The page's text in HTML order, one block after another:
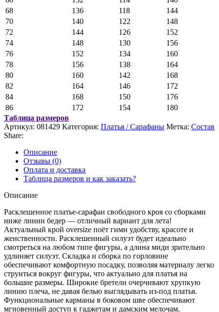
68
136 118
144
70
140 122
148
72
144 126
152
74
148 130
156
76
152 134
160
78
156 138
164
80
160 142
168
82
164 146
172
84
168 150
176
86
172 154
180
Таблица размеров
Артикул: 081429 Категория: Платья / Сарафаны Метка: Состав
Share:
Описание
Отзывы (0)
Оплата и доставка
Таблица размеров и как заказать?
Описание
Расклешенное платье-сарафан свободного кроя со сборками
ниже линии бедер — отличный вариант для лета!
Актуальный крой oversize поёт гимн удобству, красоте и
женственности. Расклешенный силуэт будет идеально
смотреться на любом типе фигуры, а длина миди зрительно
удлиняет силуэт. Складка и сборка по горловине
обеспечивают комфортную посадку, позволяя материалу легко
струиться вокруг фигуры, что актуально для платья на
большие размеры. Широкие бретели очерчивают хрупкую
линию плеча, не давая белью выглядывать из-под платья.
Функциональные карманы в боковом шве обеспечивают
мгновенный доступ к гаджетам и дамским мелочам.